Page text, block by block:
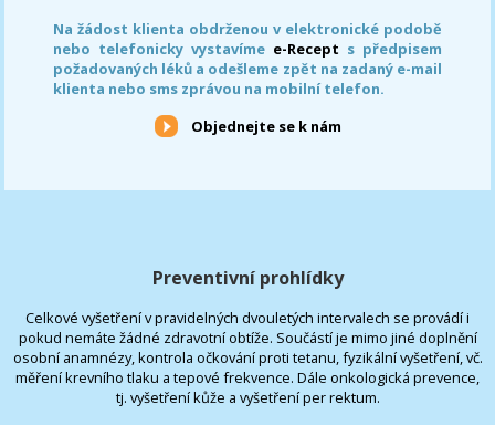
Na žádost klienta obdrženou v elektronické podobě
nebo telefonicky vystavíme e-Recept s předpisem
požadovaných léků a odešleme zpět na zadaný e-mail
klienta nebo sms zprávou na mobilní telefon.
Objednejte se k nám
Preventivní prohlídky
Celkové vyšetření v pravidelných dvouletých intervalech se provádí i
pokud nemáte žádné zdravotní obtíže. Součástí je mimo jiné doplnění
osobní anamnézy, kontrola očkování proti tetanu, fyzikální vyšetření, vč.
měření krevního tlaku a tepové frekvence. Dále onkologická prevence,
tj. vyšetření kůže a vyšetření per rektum.